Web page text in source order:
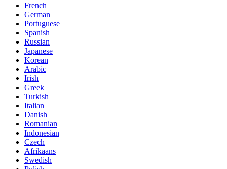
French
German
Portuguese
Spanish
Russian
Japanese
Korean
Arabic
Irish
Greek
Turkish
Italian
Danish
Romanian
Indonesian
Czech
Afrikaans
Swedish